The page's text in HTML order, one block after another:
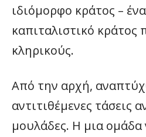
ιδιόμορφο κράτος –
καπιταλιστικό κράτος
κληρικούς.
Από την αρχή,
αντιτιθέμενες τάσεις
μουλάδες. Η μια